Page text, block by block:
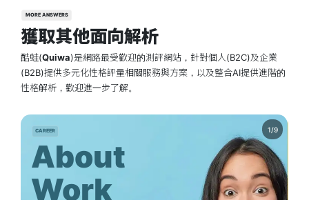
MORE ANSWERS
獲取其他面向解析
酷蛙(Quiwa)是網路最受歡迎的測評網站，針對個人(B2C)及企業
(B2B)提供多元化性格評量相關服務與方案，以及整合AI提供進階的
性格解析，歡迎進一步了解。
CAREER
About
Work